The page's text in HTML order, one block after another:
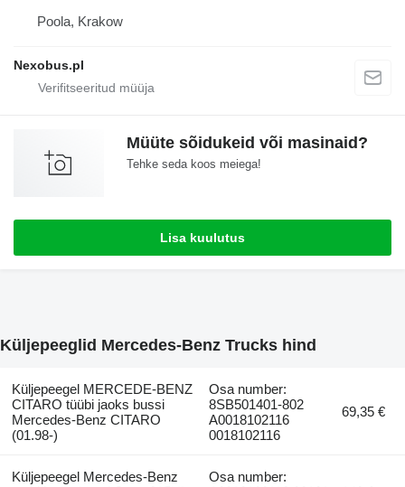
Poola, Krakow
Nexobus.pl
Müüte sõidukeid või masinaid?
Tehke seda koos meiega!
Lisa kuulutus
Küljepeeglid Mercedes-Benz Trucks hind
Küljepeegel MERCEDE-BENZ
CITARO tüübi jaoks bussi
Mercedes-Benz CITARO
(01.98-)
Osa number:
8SB501401-802
A0018102116
0018102116
69,35 €
Küljepeegel Mercedes-Benz
Osa number: